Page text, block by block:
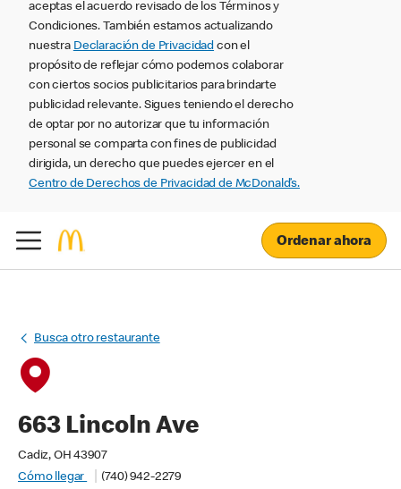
aceptas el acuerdo revisado de los Términos y
Condiciones. También estamos actualizando
nuestra Declaración de Privacidad con el
propósito de reflejar cómo podemos colaborar
con ciertos socios publicitarios para brindarte
publicidad relevante. Sigues teniendo el derecho
de optar por no autorizar que tu información
personal se comparta con fines de publicidad
dirigida, un derecho que puedes ejercer en el
Centro de Derechos de Privacidad de McDonald’s.
Ordenar ahora
Busca otro restaurante
663 Lincoln Ave
Cadiz, OH 43907
Cómo llegar
(740) 942-2279